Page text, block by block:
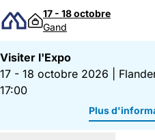
Passer au contenu
17 - 18 octobre
Gand
Visiter l'Expo
17 - 18 octobre 2026
17:00
Plus